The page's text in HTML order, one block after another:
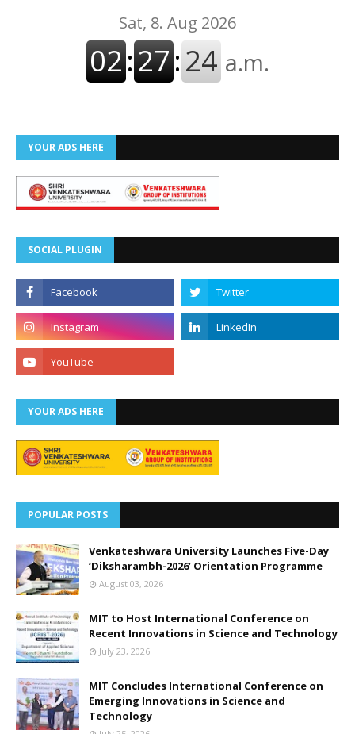
YOUR ADS HERE
SOCIAL PLUGIN
YOUR ADS HERE
POPULAR POSTS
Venkateshwara University Launches Five-Day
‘Diksharambh-2026’ Orientation Programme
August 03, 2026
MIT to Host International Conference on
Recent Innovations in Science and Technology
July 23, 2026
MIT Concludes International Conference on
Emerging Innovations in Science and
Technology